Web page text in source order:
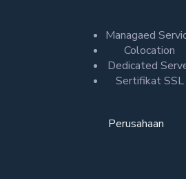
Managaed
Colocation
Dedicated
Sertifikat SSL
Perusahaan